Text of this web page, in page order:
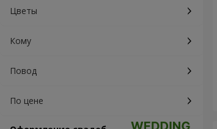
Цветы
Кому
Повод
По цене